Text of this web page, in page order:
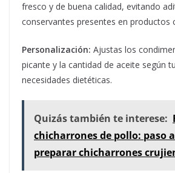
fresco y de buena calidad, evitando
conservantes presentes en productos
Personalización: Ajustas los
picante y la cantidad de aceite según
necesidades dietéticas.
Quizás también te interese:
chicharrones de pollo: paso
preparar chicharrones